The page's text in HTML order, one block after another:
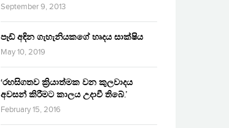
September 9, 2013
පෑඩ් අඳින ගැහැනියකගේ හෘදය සාක්ෂිය
May 10, 2019
‘රහසිගතව ක්‍රියාත්මක වන කුලවාදය
අවසන් කිරීමට කාලය උදාවී තිබේ.’
February 15, 2016